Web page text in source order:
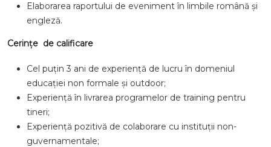
Elaborarea raportului de eveniment în limbile română și
engleză.
Cerințe de calificare
Cel puțin 3 ani de experiență de lucru în domeniul
educației non formale și outdoor;
Experiență în livrarea programelor de training pentru
tineri;
Experiență pozitivă de colaborare cu instituții non-
guvernamentale;